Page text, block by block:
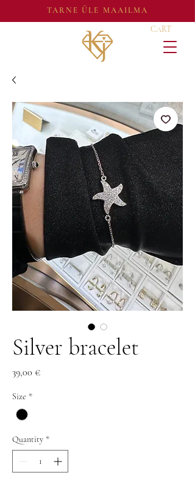
TARNE ÜLE MAAILMA
CART
Silver bracelet
39,00 €Price
Size *
Quantity *